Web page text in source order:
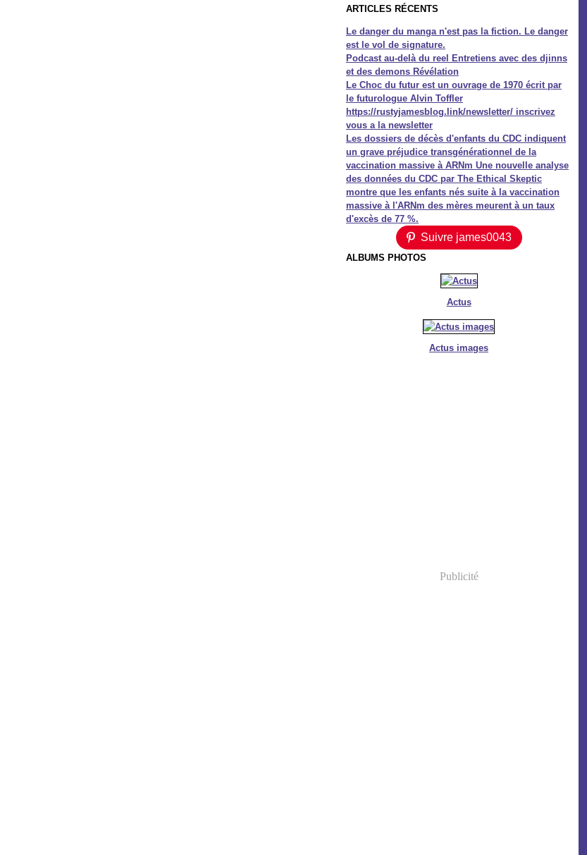
ARTICLES RÉCENTS
Le danger du manga n'est pas la fiction. Le danger
est le vol de signature.
Podcast au-delà du reel Entretiens avec des djinns
et des demons Révélation
Le Choc du futur est un ouvrage de 1970 écrit par
le futurologue Alvin Toffler
https://rustyjamesblog.link/newsletter/ inscrivez
vous a la newsletter
Les dossiers de décès d'enfants du CDC indiquent
un grave préjudice transgénérationnel de la
vaccination massive à ARNm Une nouvelle analyse
des données du CDC par The Ethical Skeptic
montre que les enfants nés suite à la vaccination
massive à l'ARNm des mères meurent à un taux
d'excès de 77 %.
Suivre james0043
ALBUMS PHOTOS
Actus
Actus images
Publicité